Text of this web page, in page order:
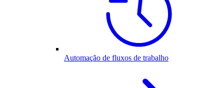
Automação de fluxos de trabalho